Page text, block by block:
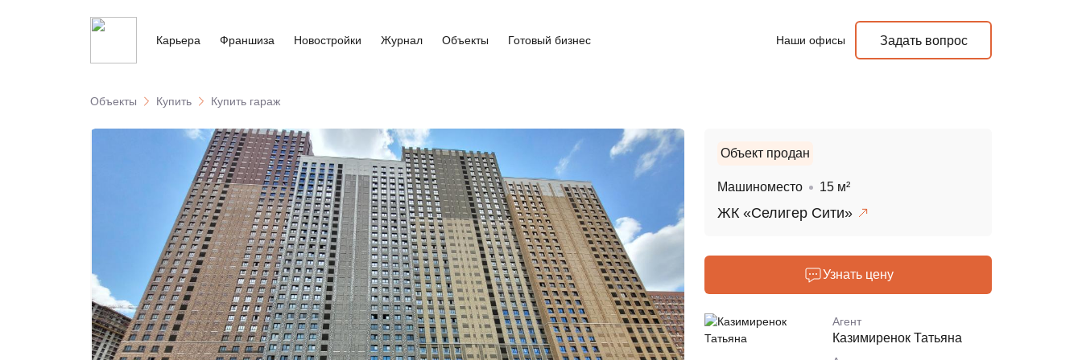
Карьера Франшиза Новостройки Журнал Объекты Готовый бизнес Наши офисы Задать вопрос
Объекты Купить Купить гараж
Объект продан
Машиноместо 15 м²
ЖК «Селигер Сити»
Узнать цену
Агент
Казимиренок Татьяна